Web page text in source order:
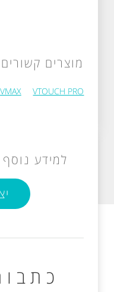
מוצרים
VTOUCH PRO
VMAX
למידע